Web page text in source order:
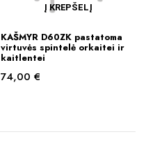
Į KREPŠELĮ
KAŠMYR D60ZK pastatoma
virtuvės spintelė orkaitei ir
kaitlentei
74,00 €